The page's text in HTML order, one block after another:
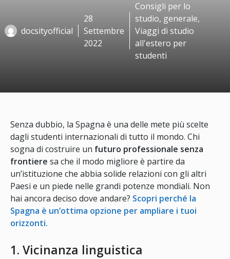
docsityofficial
28
Settembre
2022
Consigli per lo
studio, generale,
Viaggi di studio
all'estero per
studenti
Senza dubbio, la Spagna è una delle mete più scelte
dagli studenti internazionali di tutto il mondo. Chi
sogna di costruire un futuro professionale senza
frontiere sa che il modo migliore è partire da
un’istituzione che abbia solide relazioni con gli altri
Paesi e un piede nelle grandi potenze mondiali. Non
hai ancora deciso dove andare? Scopri perché la
Spagna è un’ottima opzione per ampliare i tuoi
orizzonti.
1. Vicinanza linguistica